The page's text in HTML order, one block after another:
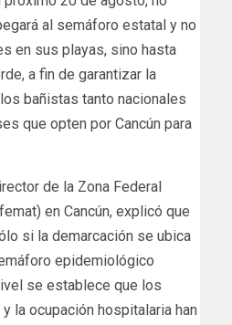
al semáforo estatal y no
en sus playas, sino hasta
a fin de garantizar la
bañistas tanto nacionales
que opten por Cancún para
de la Zona Federal
en Cancún, explicó que
si la demarcación se ubica
epidemiológico
se establece que los
la ocupación hospitalaria han